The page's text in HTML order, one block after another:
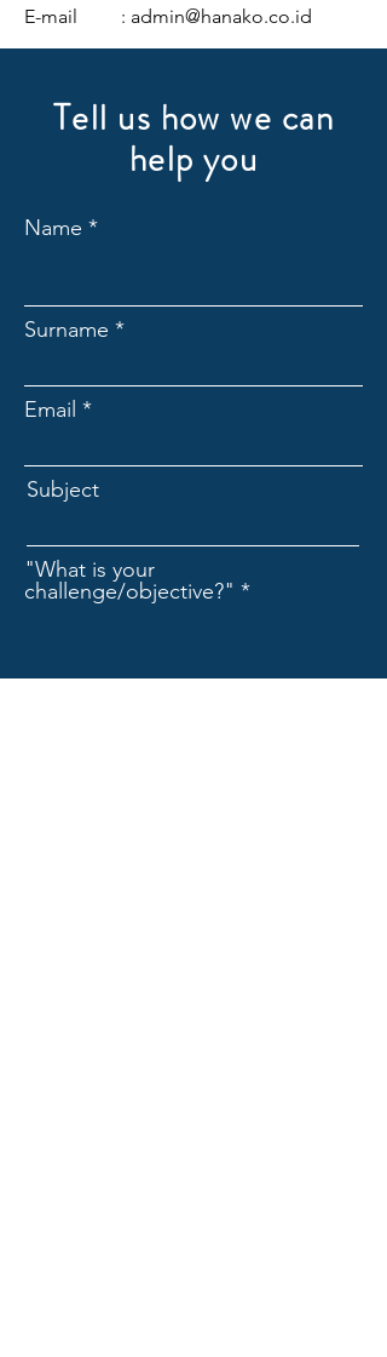
E-mail	: admin@hanako.co.id
Tell us how we can
help you
Name
Surname
Email
Subject
"What is your
challenge/objective?"